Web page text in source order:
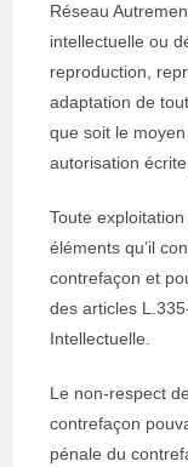
Réseau
intellectuelle ou
reproduction,
adaptation de
que soit le
autorisation
Toute
éléments qu’il
contrefaçon et
des articles
Intellectuelle.
Le non-respect
contrefaçon
pénale du